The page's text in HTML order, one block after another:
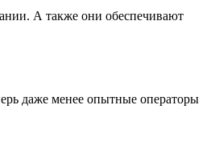
А также они обеспечивают
даже менее опытные операторы